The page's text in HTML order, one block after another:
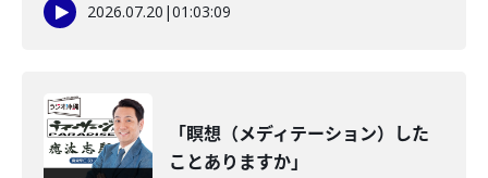
2026.07.20 |01:03:09
「瞑想（メディテーション）した
ことありますか」